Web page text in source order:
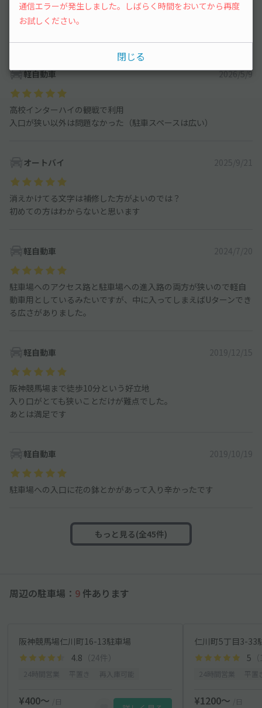
オートバイ
軽自動車
868件
軽自動車 2026/5/9
高校インターハイの観戦で利用
入口が狭い以外は問題なかった（駐車スペースは広い）
オートバイ 2025/9/21
消えかけてる文字は補修した方がよいのでは？
初めての方はわからないと思います
軽自動車 2024/7/20
駐車場へのアクセス路と駐車場への進入路の両方が狭いので軽自
動車用としているみたいですが、中に入ってしまえばUターンでき
る広さがありました。
軽自動車 2019/12/15
阪神競馬場まで徒歩10分という好立地
入り口がとても狭いことだけが難点でした。
あとは満足です
軽自動車 2019/10/19
駐車場への入口に花の鉢とかがあって入り辛かったです
もっと見る(全45件)
周辺の駐車場： 9 件あります
阪神競馬場仁川町16-13駐車場
4.8 （24件）
¥400〜
/日
仁川町5丁目3-33
5
¥1200〜
/日
通信エラーが発生しました。しばらく時間をおいてから再度
お試しください。
閉じる